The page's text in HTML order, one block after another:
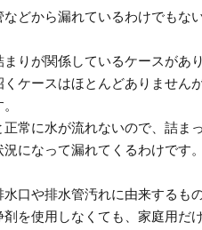
どから漏れているわけでもな
りが関係しているケースがあり
ケースはほとんどありません
常に水が流れないので、詰ま
になって漏れてくるわけです。
口や排水管汚れに由来するも
を使用しなくても、家庭用だ